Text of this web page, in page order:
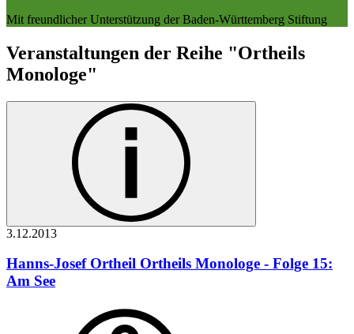
Mit freundlicher Unterstützung der Baden-Württemberg Stiftung
Veranstaltungen der Reihe "Ortheils
Monologe"
3.12.2013
Hanns-Josef Ortheil Ortheils Monologe - Folge 15:
Am See